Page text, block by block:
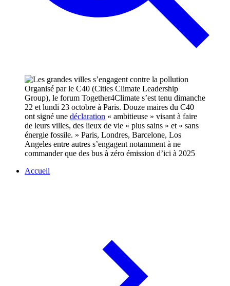
Organisé par le C40 (Cities Climate Leadership
Group), le forum Together4Climate s’est tenu dimanche
22 et lundi 23 octobre à Paris. Douze maires du C40
ont signé une déclaration « ambitieuse » visant à faire
de leurs villes, des lieux de vie « plus sains » et « sans
énergie fossile. » Paris, Londres, Barcelone, Los
Angeles entre autres s’engagent notamment à ne
commander que des bus à zéro émission d’ici à 2025
Accueil